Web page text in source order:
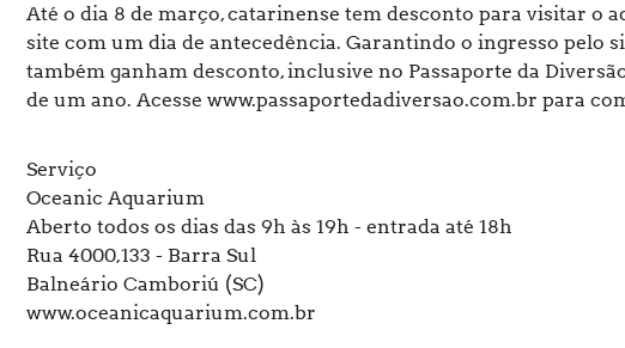
Até o dia 8 de março, catarinense tem desconto para visitar o
site com um dia de antecedência. Garantindo o ingresso pelo
também ganham desconto, inclusive no Passaporte da
de um ano. Acesse www.passaportedadiversao.com.br para
Serviço
Oceanic Aquarium
Aberto todos os dias das 9h às 19h - entrada até 18h
Rua 4000,133 - Barra Sul
Balneário Camboriú (SC)
www.oceanicaquarium.com.br